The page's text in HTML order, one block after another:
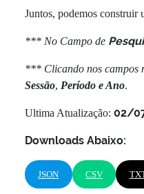
Juntos, podemos construir
*** No Campo de
*** Clicando nos campos
Sessão, Período e Ano.
Ultima Atualização: 02/
Downloads Abaixo:
JSON CSV